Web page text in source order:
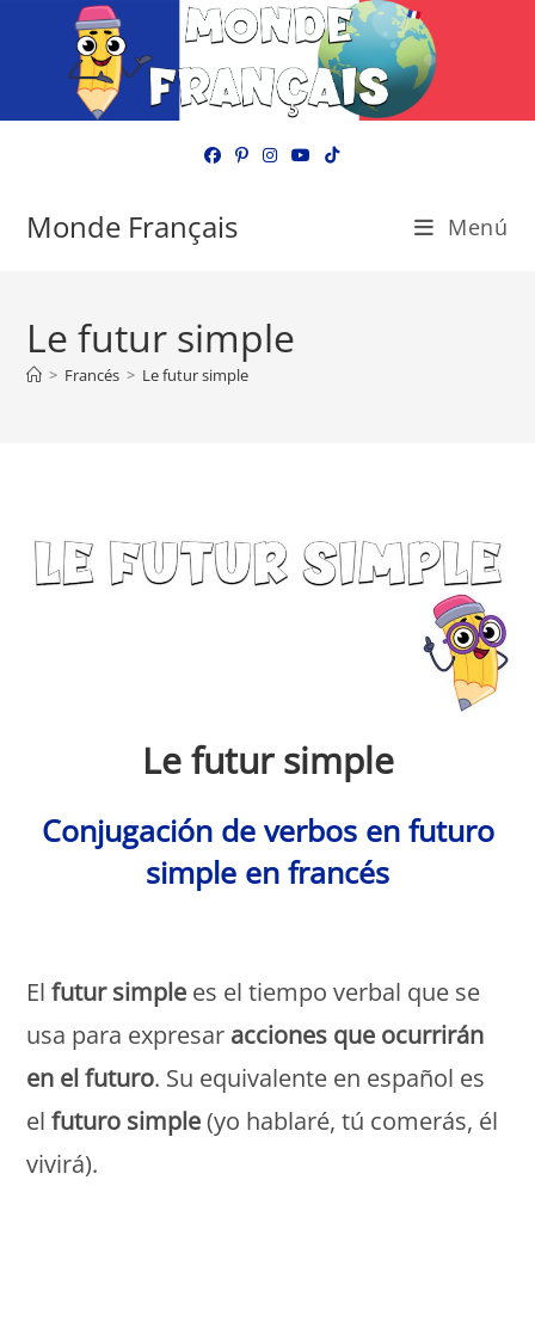
Monde Français Menú
Le futur simple
> Francés > Le futur simple
Le futur simple
Conjugación de verbos en futuro
simple en francés
Elfutur simple es el tiempo verbal que se
usa para expresar acciones que ocurrirán
en el futuro. Su equivalente en español es
elfuturo simple(yo hablaré, tú comerás, él
vivirá).